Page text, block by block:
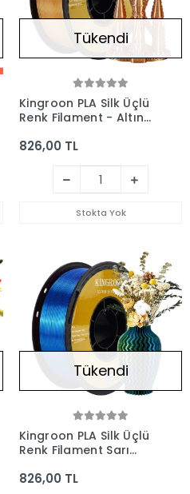
Tükendi
Kingroon PLA Silk Üçlü
Renk Filament - Altın
826,00 TL
Stokta Yok
Tükendi
Kingroon PLA Silk Üçlü
Renk Filament Sarı
826,00 TL